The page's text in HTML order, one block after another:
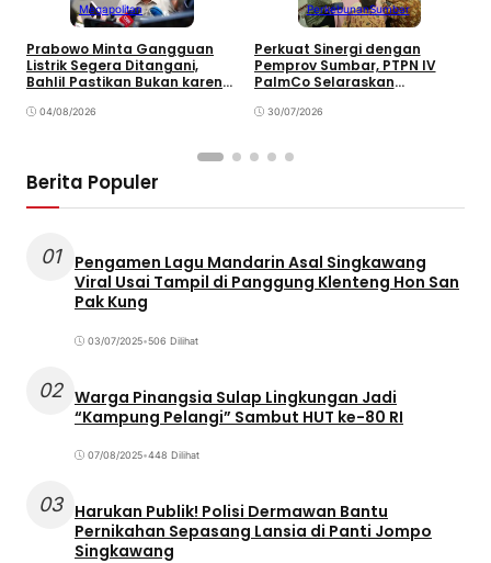
Megapolitan
Prabowo Minta Gangguan
Listrik Segera Ditangani,
Bahlil Pastikan Bukan karena
04/08/2026
PerkebunanSumbar
Perkuat Sinergi dengan
Pemprov Sumbar, PTPN IV
PalmCo Selaraskan
Pembangunan Daerah
30/07/2026
Berita Populer
01
Pengamen Lagu Mandarin Asal Singkawang
Viral Usai Tampil di Panggung Klenteng Hon San
Pak Kung
03/07/2025•506 Dilihat
02 Warga Pinangsia Sulap Lingkungan Jadi
“Kampung Pelangi” Sambut HUT ke-80 RI
07/08/2025•448 Dilihat
03 Harukan Publik! Polisi Dermawan Bantu
Pernikahan Sepasang Lansia di Panti Jompo
Singkawang